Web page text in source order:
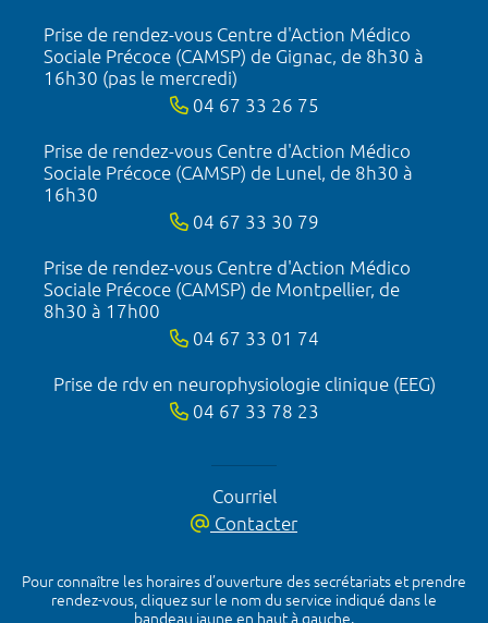
Prise de rendez-vous Centre d'Action Médico
Sociale Précoce (CAMSP) de Gignac, de 8h30 à
16h30 (pas le mercredi)
04 67 33 26 75
Prise de rendez-vous Centre d'Action Médico
Sociale Précoce (CAMSP) de Lunel, de 8h30 à
16h30
04 67 33 30 79
Prise de rendez-vous Centre d'Action Médico
Sociale Précoce (CAMSP) de Montpellier, de
8h30 à 17h00
04 67 33 01 74
Prise de rdv en neurophysiologie clinique (EEG)
04 67 33 78 23
Courriel
Contacter
Pour connaître les horaires d’ouverture des secrétariats et prendre
rendez-vous, cliquez sur le nom du service indiqué dans le
bandeau jaune en haut à gauche.